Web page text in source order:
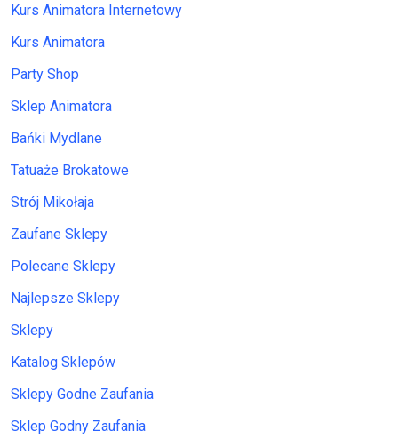
Kurs Animatora Internetowy
Kurs Animatora
Party Shop
Sklep Animatora
Bańki Mydlane
Tatuaże Brokatowe
Strój Mikołaja
Zaufane Sklepy
Polecane Sklepy
Najlepsze Sklepy
Sklepy
Katalog Sklepów
Sklepy Godne Zaufania
Sklep Godny Zaufania